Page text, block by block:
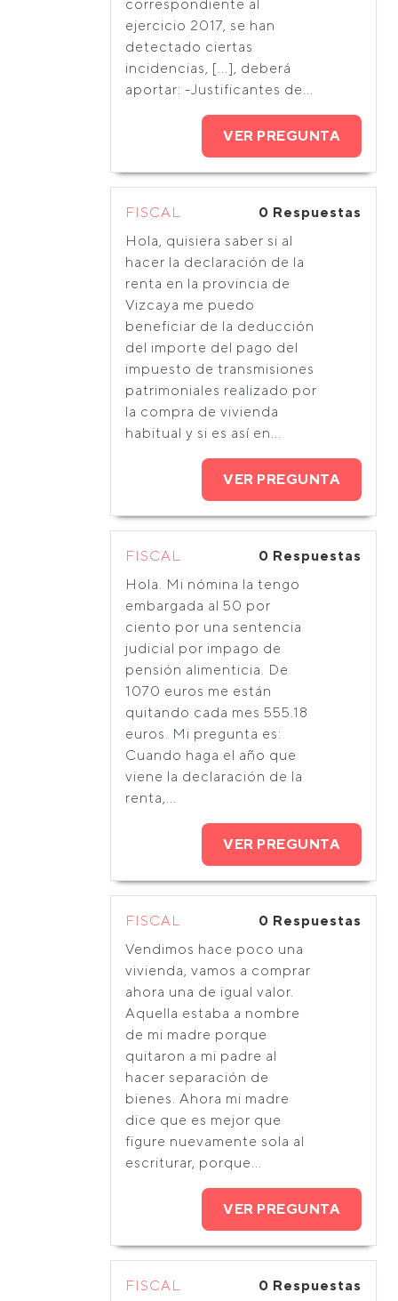
correspondiente al
ejercicio 2017, se han
detectado ciertas
incidencias, [...], deberá
aportar: -Justificantes de...
VER PREGUNTA
FISCAL
0 Respuestas
Hola, quisiera saber si al
hacer la declaración de la
renta en la provincia de
Vizcaya me puedo
beneficiar de la deducción
del importe del pago del
impuesto de transmisiones
patrimoniales realizado por
la compra de vivienda
habitual y si es así en...
VER PREGUNTA
FISCAL
0 Respuestas
Hola. Mi nómina la tengo
embargada al 50 por
ciento por una sentencia
judicial por impago de
pensión alimenticia. De
1070 euros me están
quitando cada mes 555.18
euros. Mi pregunta es:
Cuando haga el año que
viene la declaración de la
renta,...
VER PREGUNTA
FISCAL
0 Respuestas
Vendimos hace poco una
vivienda, vamos a comprar
ahora una de igual valor.
Aquella estaba a nombre
de mi madre porque
quitaron a mi padre al
hacer separación de
bienes. Ahora mi madre
dice que es mejor que
figure nuevamente sola al
escriturar, porque...
VER PREGUNTA
FISCAL
0 Respuestas